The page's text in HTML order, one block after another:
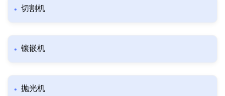
切割机
镶嵌机
抛光机